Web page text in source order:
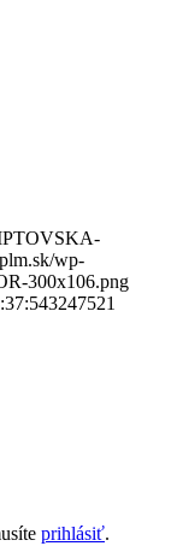
wp-
300x106.png
3247521
prihlásiť.